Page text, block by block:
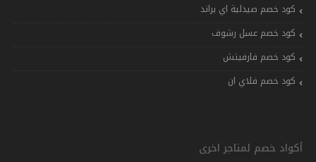
كود خصم صيدلية اي براند
كود خصم عسل رشوف
كود خصم فارفيتش
كود خصم فلاي ان
أكواد خصم لمتاجر اخرى